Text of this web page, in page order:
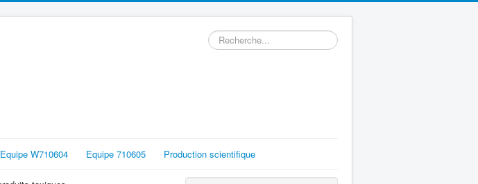
Rechercher
Equipe W710604 Equipe 710605 Production scientifique